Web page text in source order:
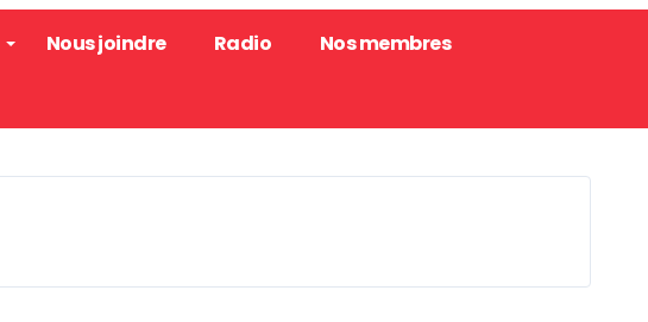
Nous joindre Radio
Nos membres